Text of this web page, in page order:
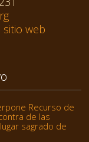
web
Recurso de
de las
sagrado de